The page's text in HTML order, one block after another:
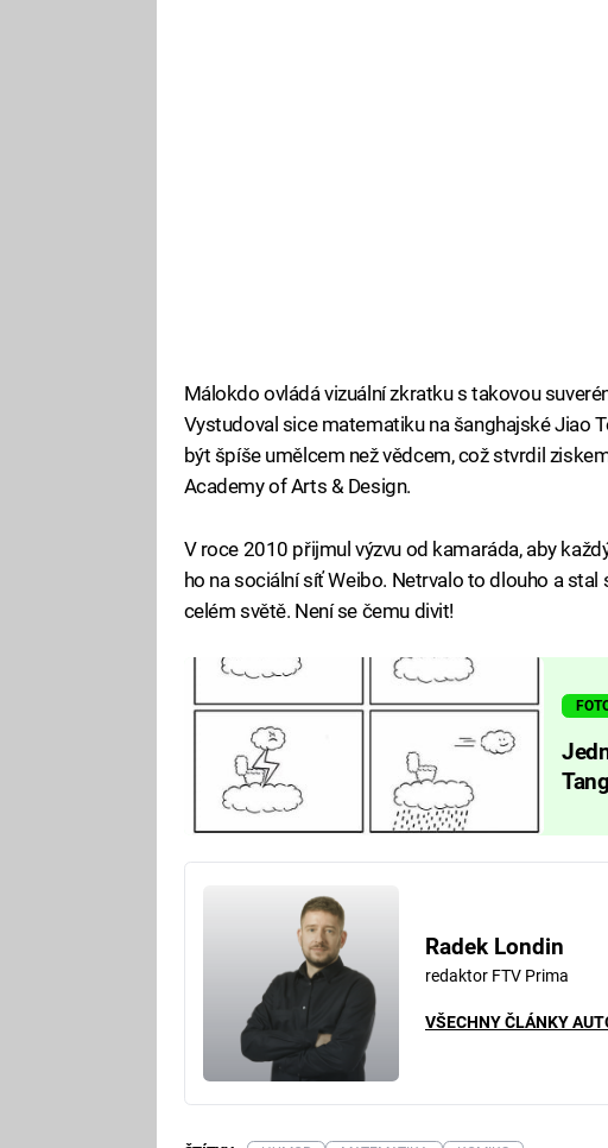
Málokdo ovládá vizuální zkratku s takovou
Vystudoval sice matematiku na šanghajské Jiao
být špíše umělcem než vědcem, což stvrdil
Academy of Arts & Design.
V roce 2010 přijmul výzvu od kamaráda, aby
ho na sociální síť Weibo. Netrvalo to dlouho a stal
celém světě. Není se čemu divit!
Radek Londin
redaktor FTV Prima
VŠECHNY ČLÁNKY